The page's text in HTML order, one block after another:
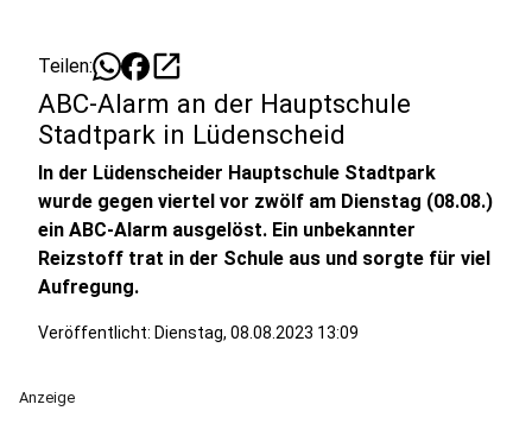
Teilen: open_in_new
ABC-Alarm an der Hauptschule
Stadtpark in Lüdenscheid
In der Lüdenscheider Hauptschule Stadtpark
wurde gegen viertel vor zwölf am Dienstag (08.08.)
ein ABC-Alarm ausgelöst. Ein unbekannter
Reizstoff trat in der Schule aus und sorgte für viel
Aufregung.
Veröffentlicht: Dienstag, 08.08.2023 13:09
Anzeige